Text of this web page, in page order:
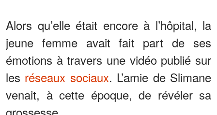
Alors qu’elle était encore à l’hôpital, la
jeune femme avait fait part de ses
émotions à travers une vidéo publié sur
les réseaux sociaux. L’amie de Slimane
venait, à cette époque, de révéler sa